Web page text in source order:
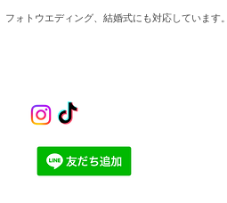
ォトウエディング、結婚式にも対応しています。